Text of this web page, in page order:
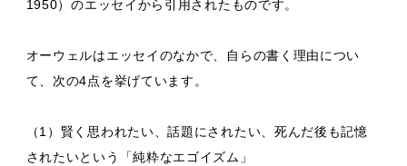
1950）のエッセイから引用されたものです。
オーウェルはエッセイのなかで、自らの書く理由につい
て、次の4点を挙げています。
（1）賢く思われたい、話題にされたい、死んだ後も記憶
されたいという「純粋なエゴイズム」